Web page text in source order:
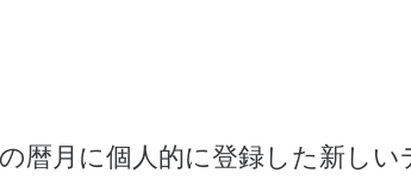
暦月に個人的に登録した新し